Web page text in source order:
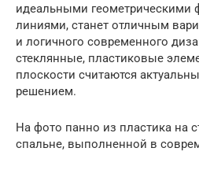
идеальными
линиями, станет отличным
и логичного современного
стеклянные, пластиковые
плоскости считаются
решением.
На фото панно из пластика на
спальне, выполненной в